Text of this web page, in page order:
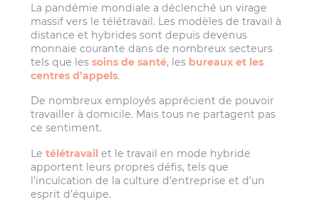
La pandémie mondiale a déclenché un virage
massif vers le télétravail. Les modèles de travail à
distance et hybrides sont depuis devenus
monnaie courante dans de nombreux secteurs
tels que lessoins de santé, les bureaux et les
centres d’appels.
De nombreux employés apprécient de pouvoir
travailler à domicile. Mais tous ne partagent pas
ce sentiment.
Letélétravail et le travail en mode hybride
apportent leurs propres défis, tels que
l’inculcation de la culture d’entreprise et d’un
esprit d’équipe.